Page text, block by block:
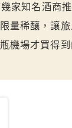
家知名酒商
量稀釀，讓
機場才買得